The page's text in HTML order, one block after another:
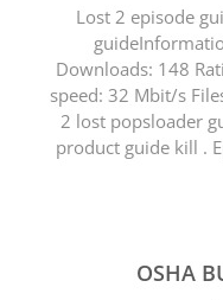
Lost 2 episode
Downloads: 148
speed: 32 Mbit/s
2 lost popsloader
product guide kill .
OSHA